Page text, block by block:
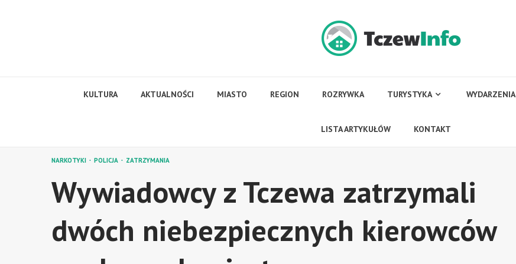
KULTURA AKTUALNOŚCI MIASTO REGION ROZRYWKA TURYSTYKA WYDARZENIA
LISTA ARTYKUŁÓW KONTAKT
NARKOTYKI POLICJA ZATRZYMANIA
Wywiadowcy z Tczewa zatrzymali
dwóch niebezpiecznych kierowców